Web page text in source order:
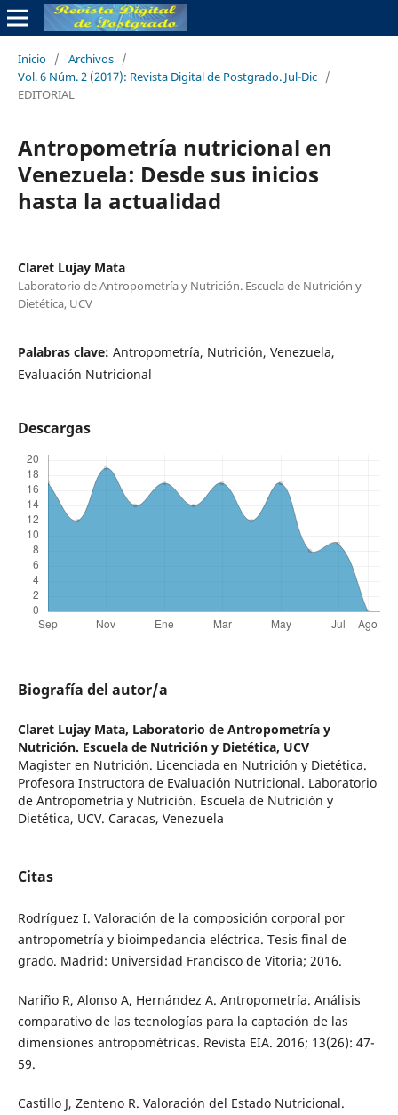
Inicio / Archivos /
Vol. 6 Núm. 2 (2017): Revista Digital de Postgrado. Jul-Dic /
EDITORIAL
Antropometría nutricional en
Venezuela: Desde sus inicios
hasta la actualidad
Claret Lujay Mata
Laboratorio de Antropometría y Nutrición. Escuela de Nutrición y
Dietética, UCV
Palabras clave: Antropometría, Nutrición, Venezuela,
Evaluación Nutricional
Descargas
Biografía del autor/a
Claret Lujay Mata, Laboratorio de Antropometría y
Nutrición. Escuela de Nutrición y Dietética, UCV
Magister en Nutrición. Licenciada en Nutrición y Dietética.
Profesora Instructora de Evaluación Nutricional. Laboratorio
de Antropometría y Nutrición. Escuela de Nutrición y
Dietética, UCV. Caracas, Venezuela
Citas
Rodríguez I. Valoración de la composición corporal por
antropometría y bioimpedancia eléctrica. Tesis final de
grado. Madrid: Universidad Francisco de Vitoria; 2016.
Nariño R, Alonso A, Hernández A. Antropometría. Análisis
comparativo de las tecnologías para la captación de las
dimensiones antropométricas. Revista EIA. 2016; 13(26): 47-
59.
Castillo J, Zenteno R. Valoración del Estado Nutricional.